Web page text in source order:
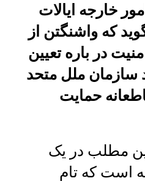
خارجه ایالات
که واشنگتن از
در باره‌ تعیین
سازمان ملل متحد
حمایت
این مطلب در یک
است که تام